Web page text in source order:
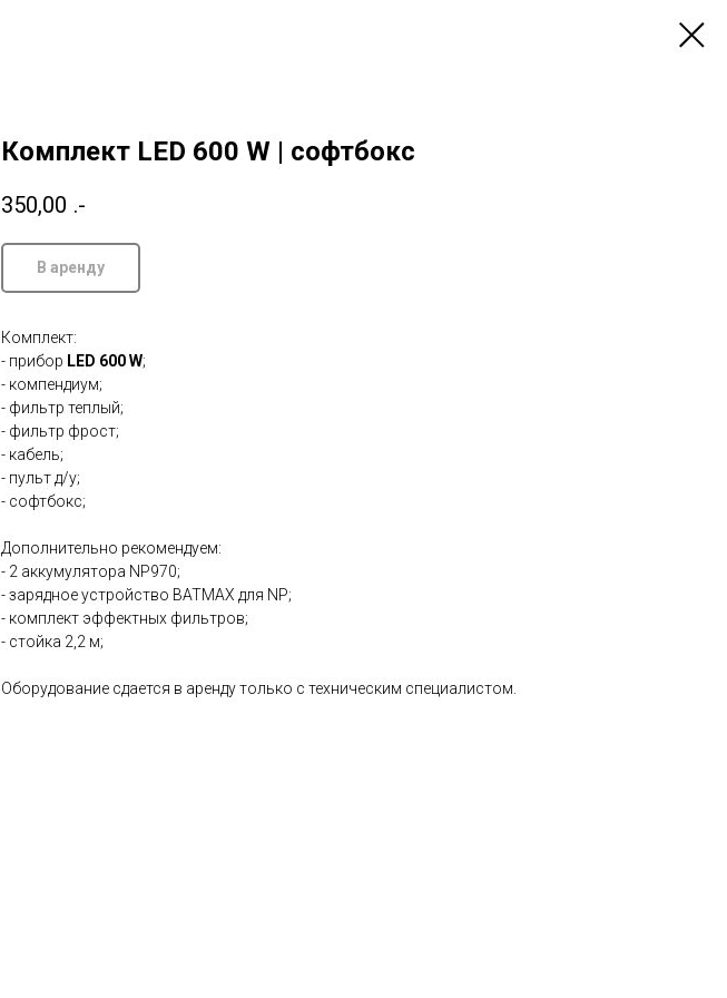
Комплект LED 600 W | софтбокс
350,00 .-
В аренду
Комплект:
- прибор LED 600 W;
- компендиум;
- фильтр теплый;
- фильтр фрост;
- кабель;
- пульт д/у;
- софтбокс;
Дополнительно рекомендуем:
- 2 аккумулятора NP970;
- зарядное устройство BATMAX для NP;
- комплект эффектных фильтров;
- стойка 2,2 м;
Оборудование сдается в аренду только с техническим специалистом.